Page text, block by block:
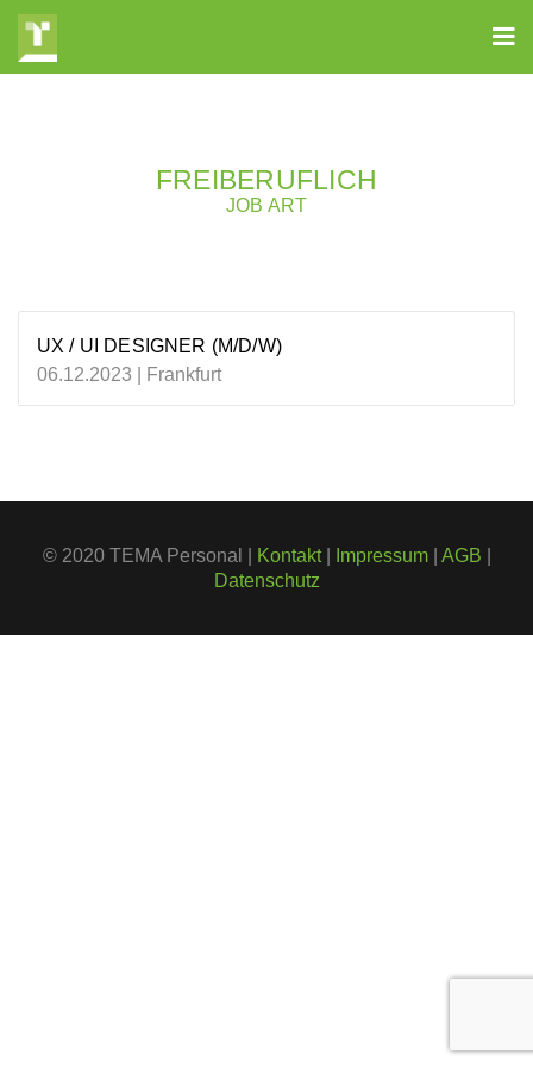
FREIBERUFLICH
JOB ART
UX / UI DESIGNER (M/D/W)
06.12.2023 | Frankfurt
© 2020 TEMA Personal | Kontakt| Impressum| AGB |
Datenschutz